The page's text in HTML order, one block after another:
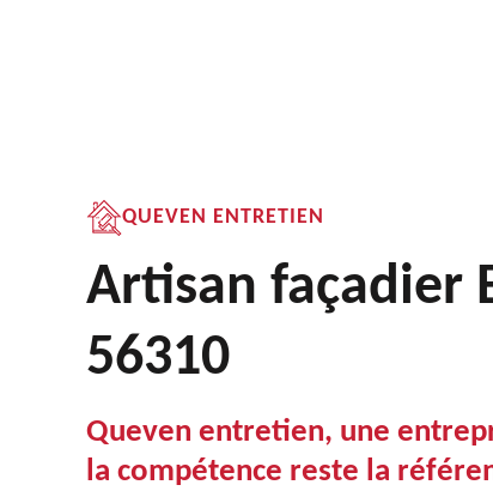
QUEVEN ENTRETIEN
Artisan façadier
56310
Queven entretien, une
la compétence reste la